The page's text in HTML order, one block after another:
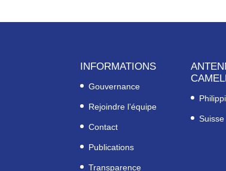
INFORMATIONS
Gouvernance
Rejoindre l’équipe
Contact
Publications
Transparence
Suisse